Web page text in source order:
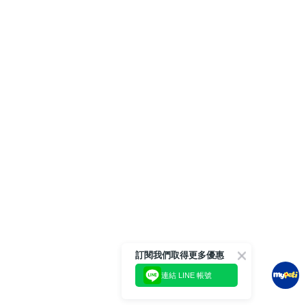
訂閱我們取得更多優惠
連結 LINE 帳號